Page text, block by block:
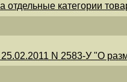
категории
N 2583-У "О